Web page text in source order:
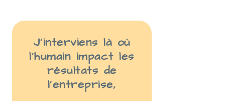
J’interviens là où
l’humain impact les
résultats de
l’entreprise,